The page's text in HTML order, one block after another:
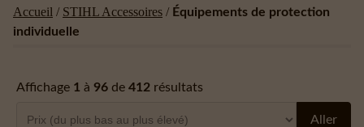
Accueil / STIHL Accessoires / Équipements de protection
individuelle
Affichage 1 à 96 de 412 résultats
Aller